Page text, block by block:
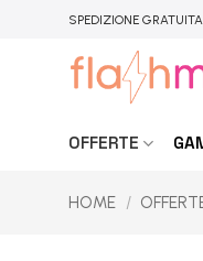
SPEDIZIONE
OFFERTE
HOME /